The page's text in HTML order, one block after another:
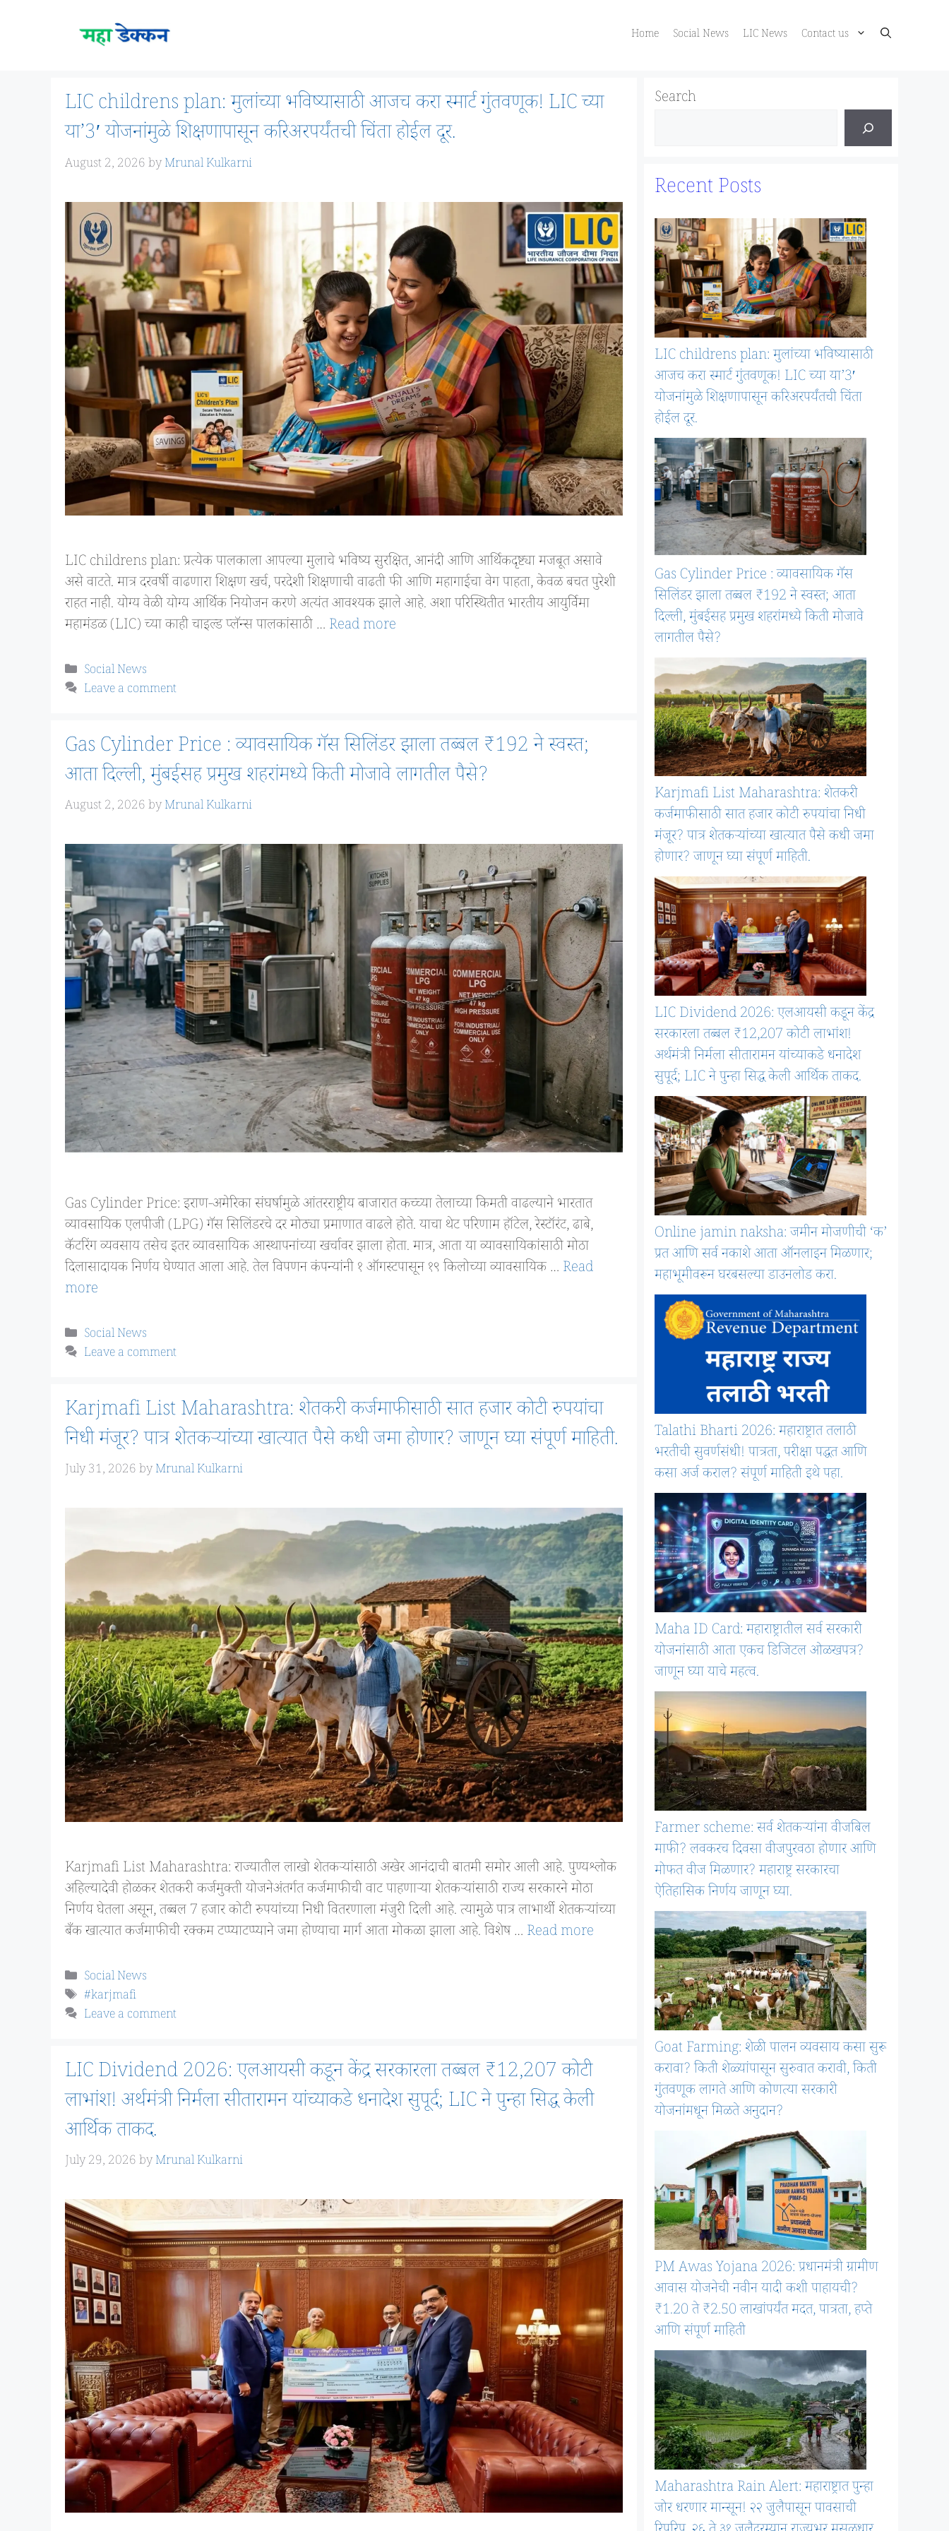
Home Social News LIC News Contact us
LIC childrens plan: मुलांच्या भविष्यासाठी आजच करा स्मार्ट गुंतवणूक! LIC च्या
या’3′ योजनांमुळे शिक्षणापासून करिअरपर्यंतची चिंता होईल दूर.
August 2, 2026byMrunal Kulkarni
LIC childrens plan: प्रत्येक पालकाला आपल्या मुलाचे भविष्य सुरक्षित, आनंदी आणि आर्थिकदृष्ट्या मजबूत असावे
असे वाटते. मात्र दरवर्षी वाढणारा शिक्षण खर्च, परदेशी शिक्षणाची वाढती फी आणि महागाईचा वेग पाहता, केवळ बचत पुरेशी
राहत नाही. योग्य वेळी योग्य आर्थिक नियोजन करणे अत्यंत आवश्यक झाले आहे. अशा परिस्थितीत भारतीय आयुर्विमा
महामंडळ (LIC) च्या काही चाइल्ड प्लॅन्स पालकांसाठी … Read more
Categories
Social News
Leave a comment
Gas Cylinder Price : व्यावसायिक गॅस सिलिंडर झाला तब्बल ₹192 ने स्वस्त;
आता दिल्ली, मुंबईसह प्रमुख शहरांमध्ये किती मोजावे लागतील पैसे?
August 2, 2026byMrunal Kulkarni
Gas Cylinder Price: इराण-अमेरिका संघर्षामुळे आंतरराष्ट्रीय बाजारात कच्च्या तेलाच्या किमती वाढल्याने भारतात
व्यावसायिक एलपीजी (LPG) गॅस सिलिंडरचे दर मोठ्या प्रमाणात वाढले होते. याचा थेट परिणाम हॉटेल, रेस्टॉरंट, ढाबे,
कॅटरिंग व्यवसाय तसेच इतर व्यावसायिक आस्थापनांच्या खर्चावर झाला होता. मात्र, आता या व्यावसायिकांसाठी मोठा
दिलासादायक निर्णय घेण्यात आला आहे. तेल विपणन कंपन्यांनी १ ऑगस्टपासून १९ किलोच्या व्यावसायिक … Read
more
Categories
Social News
Leave a comment
Karjmafi List Maharashtra: शेतकरी कर्जमाफीसाठी सात हजार कोटी रुपयांचा
निधी मंजूर? पात्र शेतकऱ्यांच्या खात्यात पैसे कधी जमा होणार? जाणून घ्या संपूर्ण माहिती.
July 31, 2026byMrunal Kulkarni
Karjmafi List Maharashtra: राज्यातील लाखो शेतकऱ्यांसाठी अखेर आनंदाची बातमी समोर आली आहे. पुण्यश्लोक
अहिल्यादेवी होळकर शेतकरी कर्जमुक्ती योजनेअंतर्गत कर्जमाफीची वाट पाहणाऱ्या शेतकऱ्यांसाठी राज्य सरकारने मोठा
निर्णय घेतला असून, तब्बल 7 हजार कोटी रुपयांच्या निधी वितरणाला मंजुरी दिली आहे. त्यामुळे पात्र लाभार्थी शेतकऱ्यांच्या
बँक खात्यात कर्जमाफीची रक्कम टप्प्याटप्प्याने जमा होण्याचा मार्ग आता मोकळा झाला आहे. विशेष … Read more
Categories
Social News
Tags
#karjmafi
Leave a comment
LIC Dividend 2026: एलआयसी कडून केंद्र सरकारला तब्बल ₹12,207 कोटी
लाभांश! अर्थमंत्री निर्मला सीतारामन यांच्याकडे धनादेश सुपूर्द; LIC ने पुन्हा सिद्ध केली
आर्थिक ताकद.
July 29, 2026byMrunal Kulkarni
Search
Recent Posts
LIC childrens plan: मुलांच्या भविष्यासाठी
आजच करा स्मार्ट गुंतवणूक! LIC च्या या’3′
योजनांमुळे शिक्षणापासून करिअरपर्यंतची चिंता
होईल दूर.
Gas Cylinder Price : व्यावसायिक गॅस
सिलिंडर झाला तब्बल ₹192 ने स्वस्त; आता
दिल्ली, मुंबईसह प्रमुख शहरांमध्ये किती मोजावे
लागतील पैसे?
Karjmafi List Maharashtra: शेतकरी
कर्जमाफीसाठी सात हजार कोटी रुपयांचा निधी
मंजूर? पात्र शेतकऱ्यांच्या खात्यात पैसे कधी जमा
होणार? जाणून घ्या संपूर्ण माहिती.
LIC Dividend 2026: एलआयसी कडून केंद्र
सरकारला तब्बल ₹12,207 कोटी लाभांश!
अर्थमंत्री निर्मला सीतारामन यांच्याकडे धनादेश
सुपूर्द; LIC ने पुन्हा सिद्ध केली आर्थिक ताकद.
Online jamin naksha: जमीन मोजणीची ‘क’
प्रत आणि सर्व नकाशे आता ऑनलाइन मिळणार;
महाभूमीवरून घरबसल्या डाउनलोड करा.
Talathi Bharti 2026: महाराष्ट्रात तलाठी
भरतीची सुवर्णसंधी! पात्रता, परीक्षा पद्धत आणि
कसा अर्ज कराल? संपूर्ण माहिती इथे पहा.
Maha ID Card: महाराष्ट्रातील सर्व सरकारी
योजनांसाठी आता एकच डिजिटल ओळखपत्र?
जाणून घ्या याचे महत्व.
Farmer scheme: सर्व शेतकऱ्यांना वीजबिल
माफी? लवकरच दिवसा वीजपुरवठा होणार आणि
मोफत वीज मिळणार? महाराष्ट्र सरकारचा
ऐतिहासिक निर्णय जाणून घ्या.
Goat Farming: शेळी पालन व्यवसाय कसा सुरू
करावा? किती शेळ्यांपासून सुरुवात करावी, किती
गुंतवणूक लागते आणि कोणत्या सरकारी
योजनांमधून मिळते अनुदान?
PM Awas Yojana 2026: प्रधानमंत्री ग्रामीण
आवास योजनेची नवीन यादी कशी पाहायची?
₹1.20 ते ₹2.50 लाखांपर्यंत मदत, पात्रता, हप्ते
आणि संपूर्ण माहिती
Maharashtra Rain Alert: महाराष्ट्रात पुन्हा
जोर धरणार मान्सून! २२ जुलैपासून पावसाची